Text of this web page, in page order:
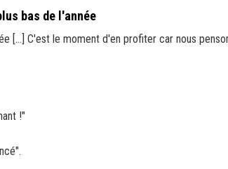
bas de l'année
[...] C'est le moment d'en profiter car nous
!"